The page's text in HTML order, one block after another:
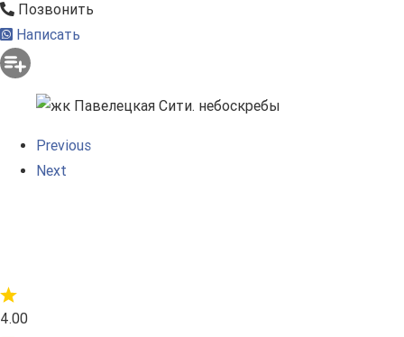
Позвонить
Написать
Previous
Next
4.00